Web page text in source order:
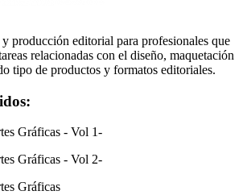
producción editorial para profesionales que
relacionadas con el diseño, maquetación
tipo de productos y formatos editoriales.
Gráficas - Vol 1-
Gráficas - Vol 2-
Gráficas